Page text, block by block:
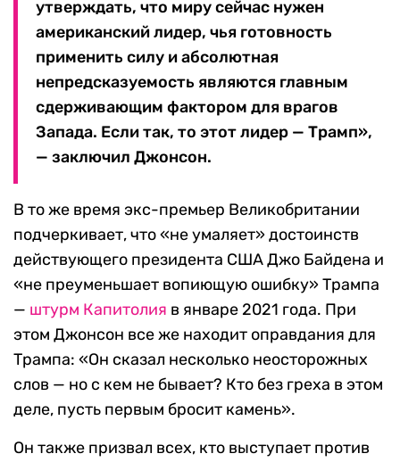
утверждать, что миру сейчас нужен
американский лидер, чья готовность
применить силу и абсолютная
непредсказуемость являются главным
сдерживающим фактором для врагов
Запада. Если так, то этот лидер — Трамп»,
— заключил Джонсон.
В то же время экс-премьер Великобритании
подчеркивает, что «не умаляет» достоинств
действующего президента США Джо Байдена и
«не преуменьшает вопиющую ошибку» Трампа
— штурм Капитолия в январе 2021 года. При
этом Джонсон все же находит оправдания для
Трампа: «Он сказал несколько неосторожных
слов — но с кем не бывает? Кто без греха в этом
деле, пусть первым бросит камень».
Он также призвал всех, кто выступает против